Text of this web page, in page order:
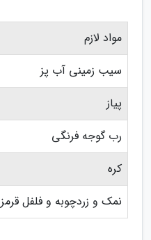
مواد لازم
سیب زمینی آب پز
پیاز
رب گوجه فرنگی
کره
نمک و زردچوبه و فلفل قرمز